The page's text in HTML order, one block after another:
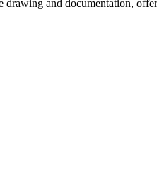
and documentation,